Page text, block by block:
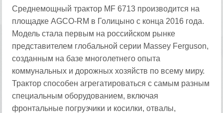
Среднемощный трактор MF 6713 производится на
площадке AGCO-RM в Голицыно с конца 2016 года.
Модель стала первым на российском рынке
представителем глобальной серии Massey Ferguson,
созданным на базе многолетнего опыта
коммунальных и дорожных хозяйств по всему миру.
Трактор способен агрегатироваться с самым разным
специальным оборудованием, включая
фронтальные погрузчики и косилки, отвалы,